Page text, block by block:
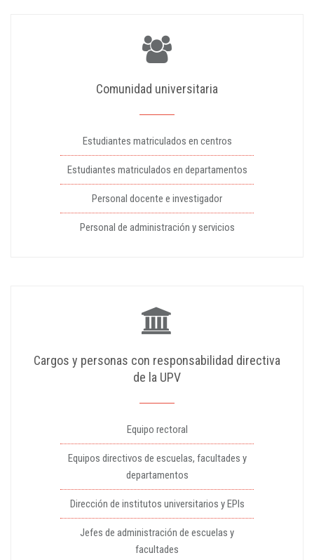
Comunidad universitaria
Estudiantes matriculados en centros
Estudiantes matriculados en departamentos
Personal docente e investigador
Personal de administración y servicios
Cargos y personas con responsabilidad directiva
de la UPV
Equipo rectoral
Equipos directivos de escuelas, facultades y
departamentos
Dirección de institutos universitarios y EPIs
Jefes de administración de escuelas y
facultades